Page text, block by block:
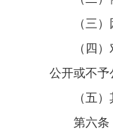
（三
（四
公开或不予
（五
第六条